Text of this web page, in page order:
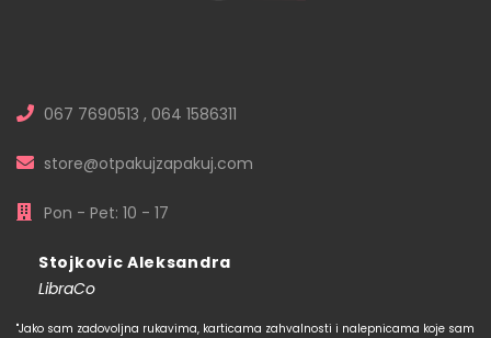
067 7690513 , 064 1586311
store@otpakujzapakuj.com
Pon - Pet: 10 - 17
Stojkovic Aleksandra
LibraCo
"Jako sam zadovoljna rukavima, karticama zahvalnosti i nalepnicama koje sam